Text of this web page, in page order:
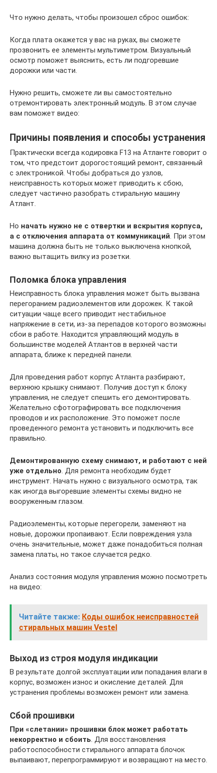
Что нужно делать, чтобы произошел сброс ошибок:
Когда плата окажется у вас на руках, вы сможете
прозвонить ее элементы мультиметром. Визуальный
осмотр поможет выяснить, есть ли подгоревшие
дорожки или части.
Нужно решить, сможете ли вы самостоятельно
отремонтировать электронный модуль. В этом случае
вам поможет видео:
Причины появления и способы устранения
Практически всегда кодировка F13 на Атланте говорит о
том, что предстоит дорогостоящий ремонт, связанный
с электроникой. Чтобы добраться до узлов,
неисправность которых может приводить к сбою,
следует частично разобрать стиральную машину
Атлант.
Но начать нужно не с отвертки и вскрытия корпуса,
а с отключения аппарата от коммуникаций . При этом
машина должна быть не только выключена кнопкой,
важно вытащить вилку из розетки.
Поломка блока управления
Неисправность блока управления может быть вызвана
перегоранием радиоэлементов или дорожек. К такой
ситуации чаще всего приводит нестабильное
напряжение в сети, из-за перепадов которого возможны
сбои в работе. Находится управляющий модуль в
большинстве моделей Атлантов в верхней части
аппарата, ближе к передней панели.
Для проведения работ корпус Атланта разбирают,
верхнюю крышку снимают. Получив доступ к блоку
управления, не следует спешить его демонтировать.
Желательно сфотографировать все подключения
проводов и их расположение. Это поможет после
проведенного ремонта установить и подключить все
правильно.
Демонтированную схему снимают, и работают с ней
уже отдельно . Для ремонта необходим будет
инструмент. Начать нужно с визуального осмотра, так
как иногда выгоревшие элементы схемы видно не
вооруженным глазом.
Радиоэлементы, которые перегорели, заменяют на
новые, дорожки пропаивают. Если повреждения узла
очень значительные, может даже понадобиться полная
замена платы, но такое случается редко.
Анализ состояния модуля управления можно посмотреть
на видео:
Читайте также: Коды ошибок неисправностей
стиральных машин Vestel
Выход из строя модуля индикации
В результате долгой эксплуатации или попадания влаги в
корпус, возможен износ и окисление деталей. Для
устранения проблемы возможен ремонт или замена.
Сбой прошивки
При «слетании» прошивки блок может работать
некорректно и сбоить . Для восстановления
работоспособности стирального аппарата блочок
выпаивают, перепрограммируют и возвращают на место.